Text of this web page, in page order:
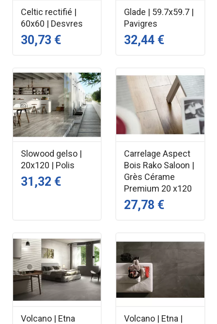
Celtic rectifié |
60x60 | Desvres
30,73 €
Glade | 59.7x59.7 |
Pavigres
32,44 €
Slowood gelso |
20x120 | Polis
31,32 €
Carrelage Aspect
Bois Rako Saloon |
Grès Cérame
Premium 20 x120
27,78 €
Volcano | Etna
Volcano | Etna |